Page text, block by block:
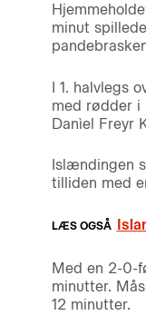
minut
I 1. halvlegs
med rødder
Danìel Freyr
Islændingen
tilliden med
Med en 2-0-
minutter.
12 minutter.